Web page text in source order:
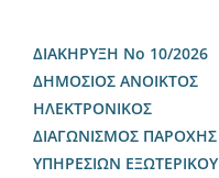
ΔΙΑΚΗΡΥΞΗ Νο 10/2026
ΔΗΜΟΣΙΟΣ ΑΝΟΙΚΤΟΣ
ΗΛΕΚΤΡΟΝΙΚΟΣ
ΔΙΑΓΩΝΙΣΜΟΣ ΠΑΡΟΧΗΣ
ΥΠΗΡΕΣΙΩΝ ΕΞΩΤΕΡΙΚΟΥ